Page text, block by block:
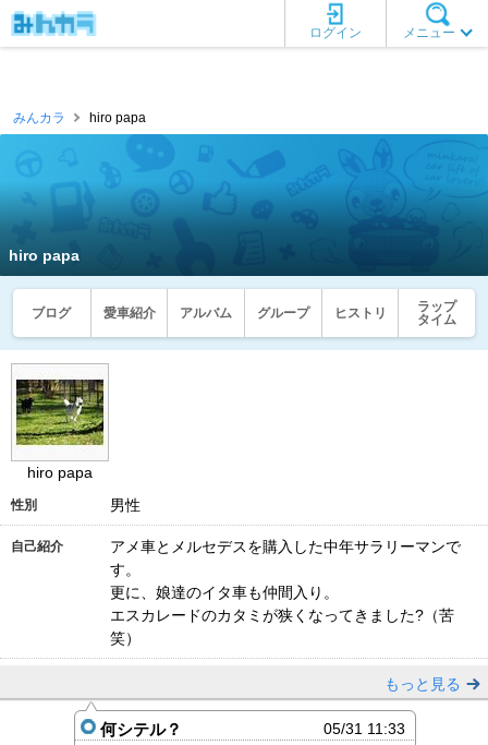
メニュー
ログイン
みんカラ hiro papa
hiro papa
ブログ 愛車紹介 アルバム グループ ヒストリ
ラップ
タイム
hiro papa
性別 男性
自己紹介
アメ車とメルセデスを購入した中年サラリーマンで
す。
更に、娘達のイタ車も仲間入り。
エスカレードのカタミが狭くなってきました?（苦
笑）
もっと見る
何シテル？
05/31 11:33